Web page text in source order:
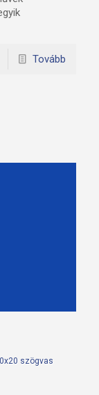
Tovább
szögvas